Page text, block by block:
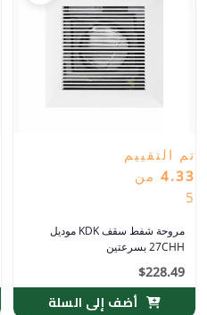
تم التقييم
4.33 من
5
مروحة شفط سقف KDK موديل
27CHH بسرعتين
$228.49
أضف إلى السلة